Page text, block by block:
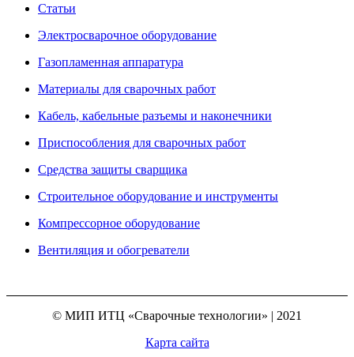
Статьи
Электросварочное оборудование
Газопламенная аппаратура
Материалы для сварочных работ
Кабель, кабельные разъемы и наконечники
Приспособления для сварочных работ
Средства защиты сварщика
Строительное оборудование и инструменты
Компрессорное оборудование
Вентиляция и обогреватели
© МИП ИТЦ «Сварочные технологии» | 2021
Карта сайта